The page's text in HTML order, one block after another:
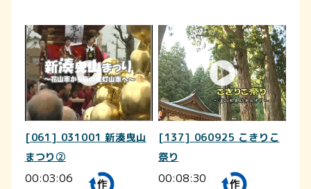
[061] 031001 新湊曳山
まつり②
00:03:06
[137] 060925 こきりこ
祭り
00:08:30